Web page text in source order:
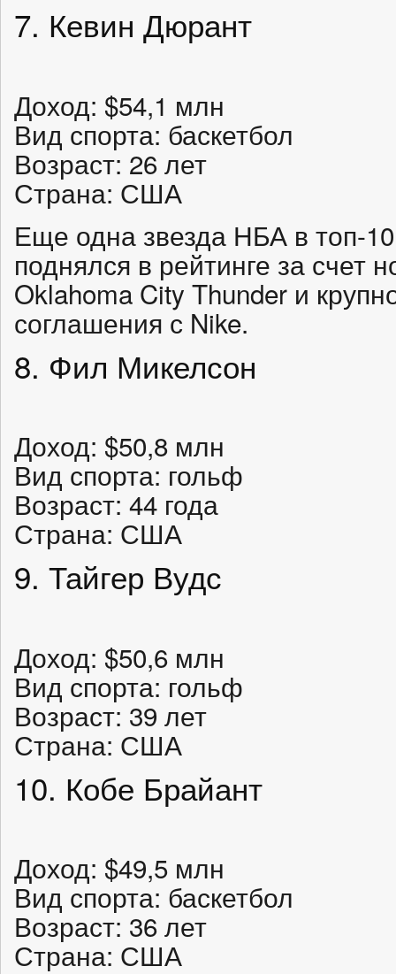
7. Кевин Дюрант
Доход: $54,1 млн
Вид спорта: баскетбол
Возраст: 26 лет
Страна: США
Еще одна звезда НБА в топ-
поднялся в рейтинге за счет
Oklahoma City Thunder и
соглашения с Nike.
8. Фил Микелсон
Доход: $50,8 млн
Вид спорта: гольф
Возраст: 44 года
Страна: США
9. Тайгер Вудс
Доход: $50,6 млн
Вид спорта: гольф
Возраст: 39 лет
Страна: США
10. Кобе Брайант
Доход: $49,5 млн
Вид спорта: баскетбол
Возраст: 36 лет
Страна: США